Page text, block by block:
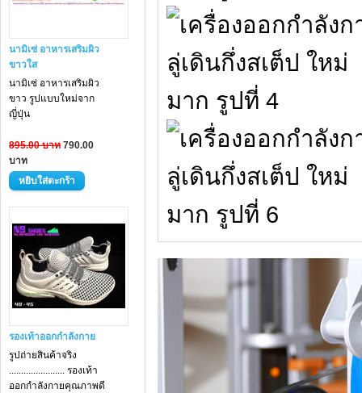
นามิเซ่ อาหารเสริมผิว
ขาวใส
นามิเซ่ อาหารเสริมผิว
ขาว รูปแบบใหม่จาก
ญี่ปุ่น
895.00 บาท 790.00
บาท
รองเท้าออกกำลังกาย
รูปถ่ายสินค้าจริง
....................... รองเท้า
ออกกำลังกายคุณภาพดี